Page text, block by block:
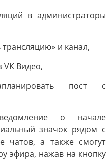
в администраторы
и канал,
VK Видео,
пост с
о начале
значок рядом с
чатов, а также смогут
эфира, нажав на кнопку